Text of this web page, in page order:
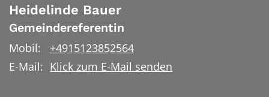
Heidelinde Bauer
Gemeindereferentin
Mobil:
+4915123852564
E-Mail: Klick zum E-Mail senden